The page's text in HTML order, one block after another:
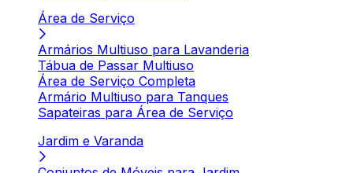
Área de Serviço
Armários Multiuso para Lavanderia
Tábua de Passar Multiuso
Área de Serviço Completa
Armário Multiuso para Tanques
Sapateiras para Área de Serviço
Jardim e Varanda